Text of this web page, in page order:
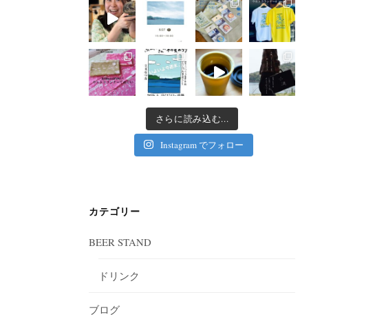
さらに読み込む...
Instagram でフォロー
カテゴリー
BEER STAND
ドリンク
ブログ